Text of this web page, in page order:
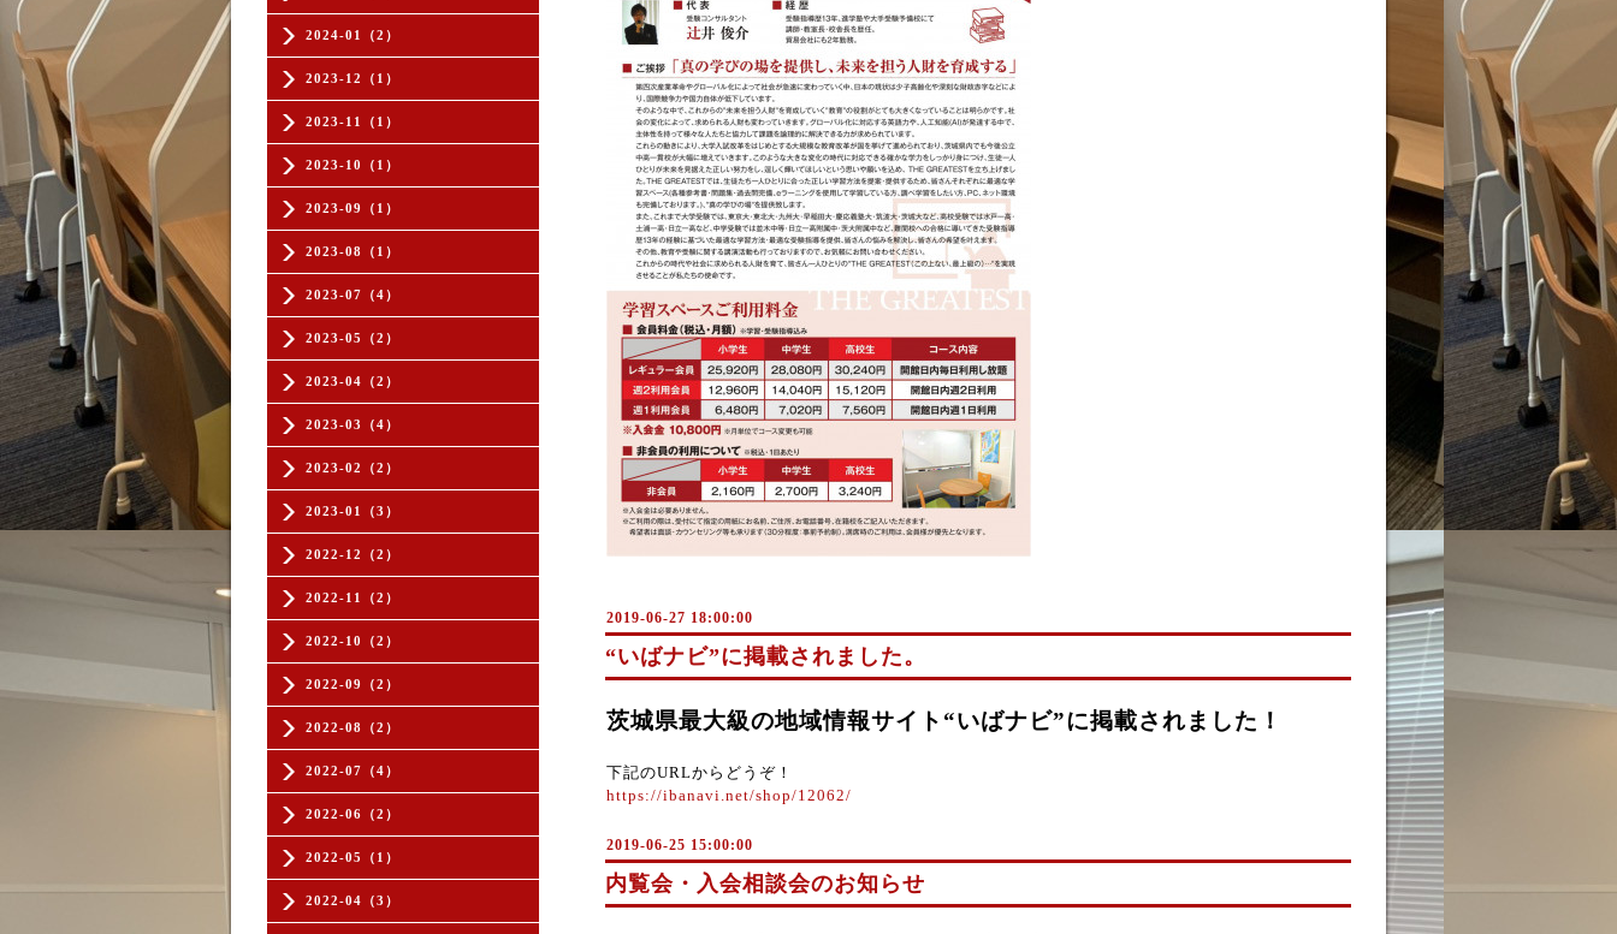
2024-01（2）
2023-12（1）
2023-11（1）
2023-10（1）
2023-09（1）
2023-08（1）
2023-07（4）
2023-05（2）
2023-04（2）
2023-03（4）
2023-02（2）
2023-01（3）
2022-12（2）
2022-11（2）
2022-10（2）
2022-09（2）
2022-08（2）
2022-07（4）
2022-06（2）
2022-05（1）
2022-04（3）
2019-06-27 18:00:00
“いばナビ”に掲載されました。
茨城県最大級の地域情報サイト“いばナビ”に掲載されました！
下記のURLからどうぞ！
https://ibanavi.net/shop/12062/
2019-06-25 15:00:00
内覧会・入会相談会のお知らせ